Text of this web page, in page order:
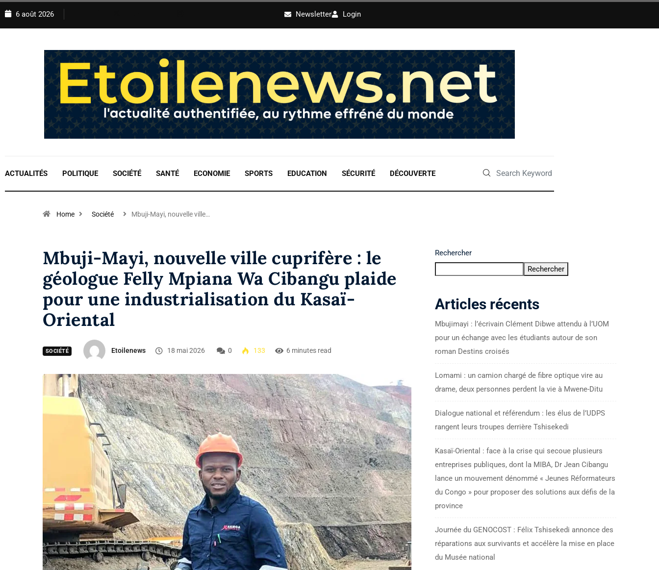
6 août 2026 Newsletter Login
ACTUALITÉS POLITIQUE SOCIÉTÉ SANTÉ ECONOMIE SPORTS EDUCATION SÉCURITÉ DÉCOUVERTE
Home Société Mbuji-Mayi, nouvelle ville…
Mbuji-Mayi, nouvelle ville cuprifère : le
géologue Felly Mpiana Wa Cibangu plaide
pour une industrialisation du Kasaï-
Oriental
SOCIÉTÉ Etoilenews 18 mai 2026 0 133 6 minutes read
Rechercher
Rechercher
Articles récents
Mbujimayi : l’écrivain Clément Dibwe attendu à l’UOM
pour un échange avec les étudiants autour de son
roman Destins croisés
Lomami : un camion chargé de fibre optique vire au
drame, deux personnes perdent la vie à Mwene-Ditu
Dialogue national et référendum : les élus de l’UDPS
rangent leurs troupes derrière Tshisekedi
Kasaï-Oriental : face à la crise qui secoue plusieurs
entreprises publiques, dont la MIBA, Dr Jean Cibangu
lance un mouvement dénommé « Jeunes Réformateurs
du Congo » pour proposer des solutions aux défis de la
province
Journée du GENOCOST : Félix Tshisekedi annonce des
réparations aux survivants et accélère la mise en place
du Musée national